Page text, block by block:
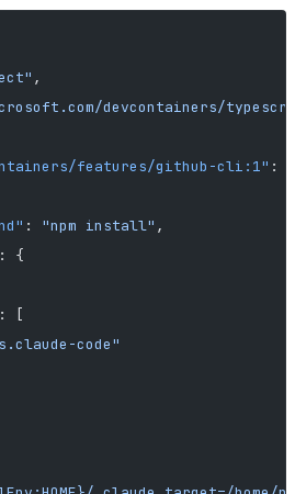
,
devcontainers/
features/github-cli:1"
:
: "npm install" ,
: {
: [
code"